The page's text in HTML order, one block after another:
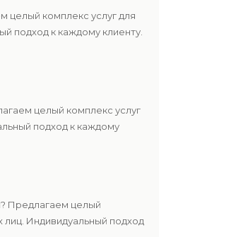
комплекс услуг для
подход к каждому клиенту.
целый комплекс услуг
подход к каждому
Предлагаем целый
Индивидуальный подход